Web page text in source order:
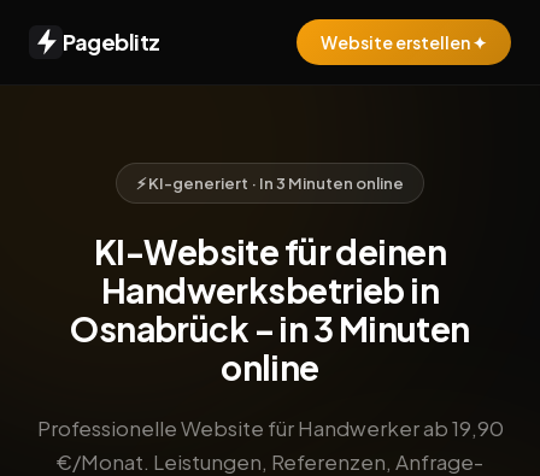
Pageblitz Website erstellen ✦
⚡ KI-generiert · In 3 Minuten online
KI-Website für deinen
Handwerksbetrieb in
Osnabrück – in 3 Minuten
online
Professionelle Website für Handwerker ab 19,90
€/Monat. Leistungen, Referenzen, Anfrage-